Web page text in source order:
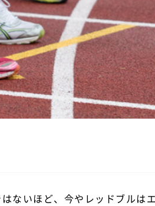
ないほど、今やレッドブルは